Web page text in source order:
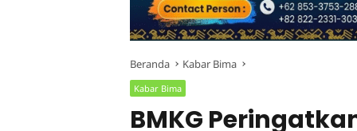
Beranda Kabar Bima
Kabar Bima
BMKG